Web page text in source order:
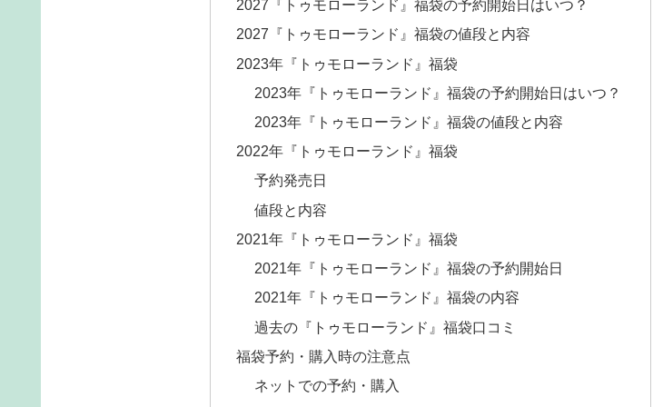
2027『トゥモローランド』福袋の予約開始日はいつ？
2027『トゥモローランド』福袋の値段と内容
2023年『トゥモローランド』福袋
2023年『トゥモローランド』福袋の予約開始日はいつ？
2023年『トゥモローランド』福袋の値段と内容
2022年『トゥモローランド』福袋
予約発売日
値段と内容
2021年『トゥモローランド』福袋
2021年『トゥモローランド』福袋の予約開始日
2021年『トゥモローランド』福袋の内容
過去の『トゥモローランド』福袋口コミ
福袋予約・購入時の注意点
ネットでの予約・購入